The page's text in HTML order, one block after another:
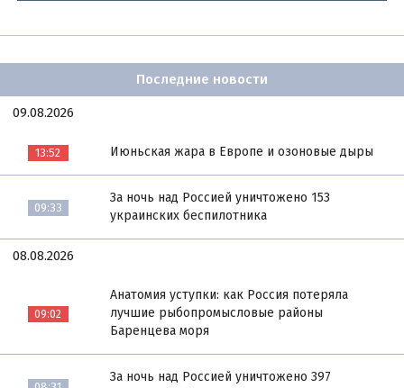
Последние новости
09.08.2026
13:52 Июньская жара в Европе и озоновые дыры
09:33
За ночь над Россией уничтожено 153
украинских беспилотника
08.08.2026
09:02
Анатомия уступки: как Россия потеряла
лучшие рыбопромысловые районы
Баренцева моря
За ночь над Россией уничтожено 397